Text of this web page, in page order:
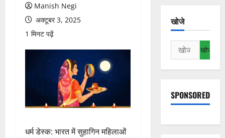
Manish Negi
अक्टूबर 3, 2025
1 मिनट पढ़ें
धर्म डेस्क: भारत में सुहागिन महिलाओं
खोजे
निम्न
को
खोजें:
SPONSORED